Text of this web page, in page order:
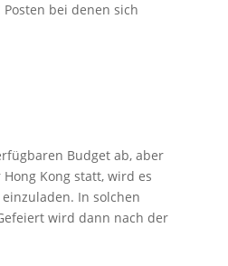
bei denen sich
Budget ab, aber
Kong statt, wird es
In solchen
wird dann nach der